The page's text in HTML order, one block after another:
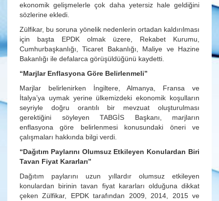
ekonomik gelişmelerle çok daha yetersiz hale geldiğini
sözlerine ekledi.
Zülfikar, bu soruna yönelik nedenlerin ortadan kaldırılması
için başta EPDK olmak üzere, Rekabet Kurumu,
Cumhurbaşkanlığı, Ticaret Bakanlığı, Maliye ve Hazine
Bakanlığı ile defalarca görüşüldüğünü kaydetti.
“Marjlar Enflasyona Göre Belirlenmeli”
Marjlar belirlenirken İngiltere, Almanya, Fransa ve
İtalya’ya uymak yerine ülkemizdeki ekonomik koşulların
seyriyle doğru orantılı bir mevzuat oluşturulması
gerektiğini söyleyen TABGİS Başkanı, marjların
enflasyona göre belirlenmesi konusundaki öneri ve
çalışmaları hakkında bilgi verdi.
“Dağıtım Paylarını Olumsuz Etkileyen Konulardan Biri
Tavan Fiyat Kararları”
Dağıtım paylarını uzun yıllardır olumsuz etkileyen
konulardan birinin tavan fiyat kararları olduğuna dikkat
çeken Zülfikar, EPDK tarafından 2009, 2014, 2015 ve